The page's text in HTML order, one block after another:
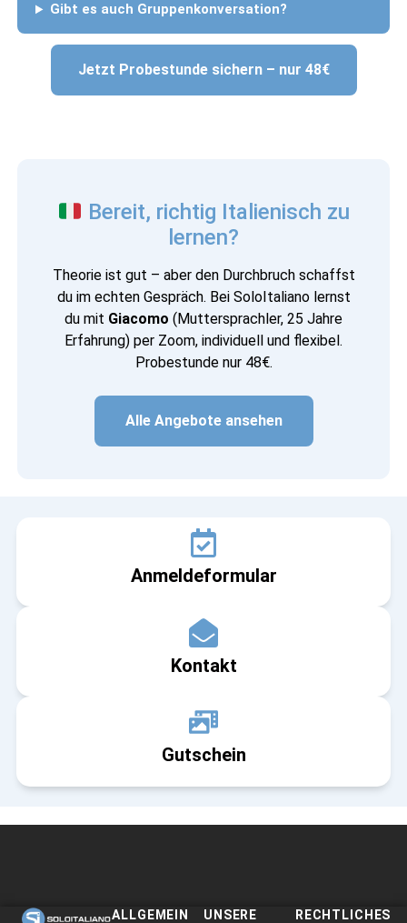
Gibt es auch Gruppenkonversation?
Jetzt Probestunde sichern – nur 48€
Bereit, richtig Italienisch zu
lernen?
Theorie ist gut – aber den Durchbruch schaffst
du im echten Gespräch. Bei SoloItaliano lernst
du mit Giacomo (Muttersprachler, 25 Jahre
Erfahrung) per Zoom, individuell und flexibel.
Probestunde nur 48€.
Alle Angebote ansehen
Anmeldeformular
Kontakt
Gutschein
ALLGEMEIN
UNSERE
RECHTLICHES